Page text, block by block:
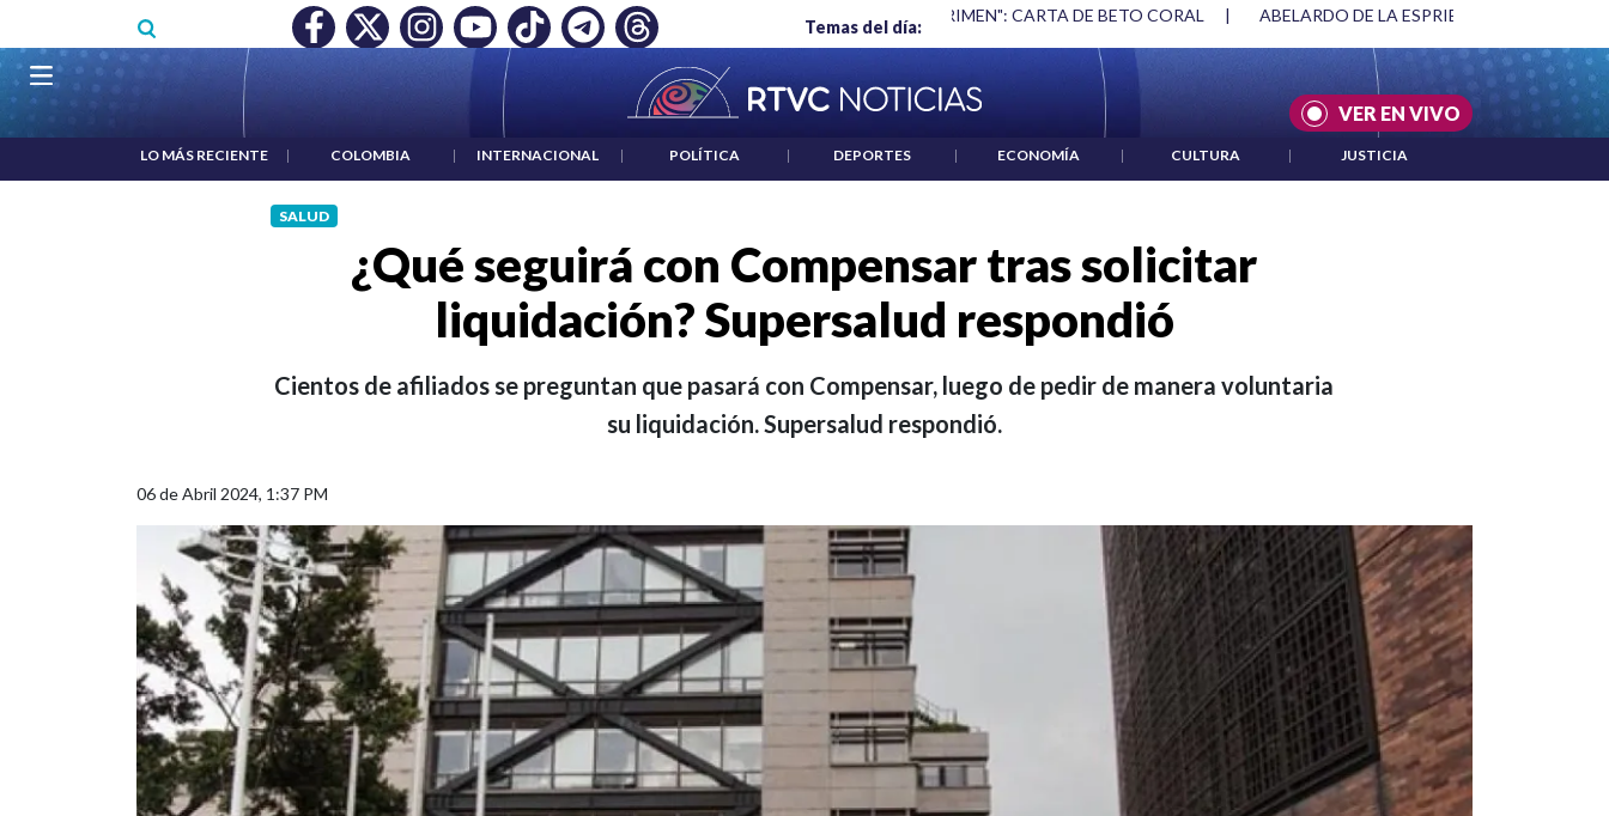
Temas del día:
MÍNIMO NO DESTRUYÓ EMPLEO: JP MORGAN | "HABLAR NO ES UN CRIMEN": CARTA DE BETO CORAL ABELARDO DE LA ESPRIELLA Y DMG | ACUERDOS ENTRE ESTADOS UNIDOS E
VER EN VIVO
Navegación principal
LO MÁS RECIENTE | COLOMBIA | INTERNACIONAL | POLÍTICA | DEPORTES | ECONOMÍA | CULTURA | JUSTICIA
SALUD
¿Qué seguirá con Compensar tras solicitar
liquidación? Supersalud respondió
Cientos de afiliados se preguntan que pasará con Compensar, luego de pedir de manera voluntaria
su liquidación. Supersalud respondió.
06 de Abril 2024, 1:37 PM